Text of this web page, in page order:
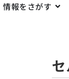
情報をさがす